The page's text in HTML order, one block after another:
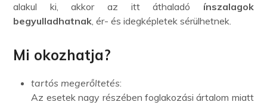
alakul ki, akkor az itt áthaladó ínszalagok
begyulladhatnak, ér- és idegképletek sérülhetnek.
Mi okozhatja?
tartós megerőltetés:
Az esetek nagy részében foglakozási ártalom miatt